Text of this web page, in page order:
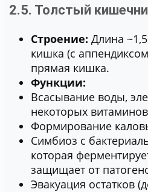
2.5. Толстый
Строение: Длина
кишка (с
прямая кишка.
Функции:
Всасывание воды,
некоторых
Формирование
Симбиоз с
которая
защищает от
Эвакуация остатков